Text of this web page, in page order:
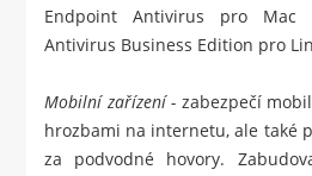
Endpoint Antivirus pro Mac
Antivirus Business Edition pro
Mobilní zařízení - zabezpečí
hrozbami na internetu, ale také
za podvodné hovory.